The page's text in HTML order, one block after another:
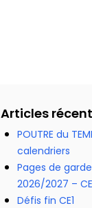
Articles
POUTRE du
calendriers
Pages de
2026/2027 –
Défis fin CE1